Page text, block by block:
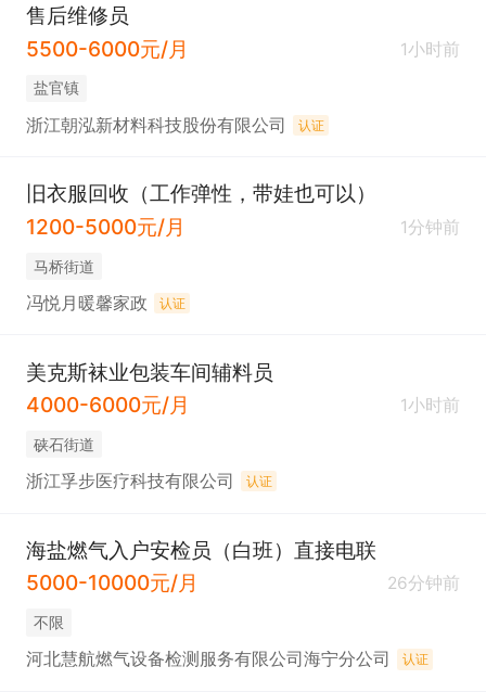
售后维修员
5500-6000元/月
1小时前
盐官镇
浙江朝泓新材料科技股份有限公司 认证
旧衣服回收（工作弹性，带娃也可以）
1200-5000元/月
1分钟前
马桥街道
冯悦月暖馨家政 认证
美克斯袜业包装车间辅料员
4000-6000元/月
1小时前
硖石街道
浙江孚步医疗科技有限公司 认证
海盐燃气入户安检员（白班）直接电联
5000-10000元/月
26分钟前
不限
河北慧航燃气设备检测服务有限公司海宁分公司 认证